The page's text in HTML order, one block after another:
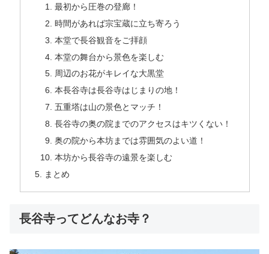
最初から圧巻の登廊！
時間があれば宗宝蔵に立ち寄ろう
本堂で長谷観音をご拝顔
本堂の舞台から景色を楽しむ
周辺のお花がキレイな大黒堂
本長谷寺は長谷寺はじまりの地！
五重塔は山の景色とマッチ！
長谷寺の奥の院までのアクセスはキツくない！
奥の院から本坊までは雰囲気のよい道！
本坊から長谷寺の遠景を楽しむ
まとめ
長谷寺ってどんなお寺？